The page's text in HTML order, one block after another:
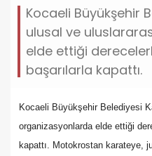
Kocaeli Büyükşehir
ulusal ve
elde ettiği
başarılarla kapattı.
Kocaeli Büyükşehir Belediyesi
organizasyonlarda elde ettiği
kapattı. Motokrostan karateye,